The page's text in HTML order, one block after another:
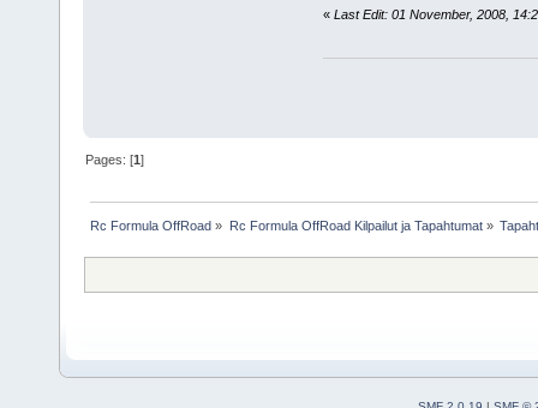
« Last Edit: 01 November, 2008,
Pages: [1]
Rc Formula OffRoad » Rc Formula OffRoad Kilpailut ja Tapahtumat»